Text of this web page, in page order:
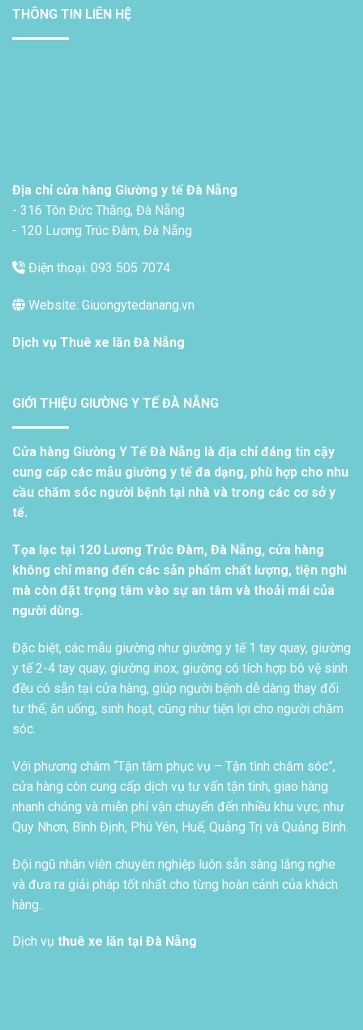
THÔNG TIN LIÊN HỆ
Địa chỉ cửa hàng Giường y tế Đà Nẵng
- 316 Tôn Đức Thắng, Đà Nẵng
- 120 Lương Trúc Đàm, Đà Nẵng
Điện thoại: 093 505 7074
Website: Giuongytedanang.vn
Dịch vụ Thuê xe lăn Đà Nẵng
GIỚI THIỆU GIƯỜNG Y TẾ ĐÀ NẴNG
Cửa hàng Giường Y Tế Đà Nẵng là địa chỉ đáng tin cậy
cung cấp các mẫu giường y tế đa dạng, phù hợp cho nhu
cầu chăm sóc người bệnh tại nhà và trong các cơ sở y
tế.
Tọa lạc tại 120 Lương Trúc Đàm, Đà Nẵng, cửa hàng
không chỉ mang đến các sản phẩm chất lượng, tiện nghi
mà còn đặt trọng tâm vào sự an tâm và thoải mái của
người dùng.
Đặc biệt, các mẫu giường như giường y tế 1 tay quay, giường
y tế 2-4 tay quay, giường inox, giường có tích hợp bô vệ sinh
đều có sẵn tại cửa hàng, giúp người bệnh dễ dàng thay đổi
tư thế, ăn uống, sinh hoạt, cũng như tiện lợi cho người chăm
sóc.
Với phương châm “Tận tâm phục vụ – Tận tình chăm sóc”,
cửa hàng còn cung cấp dịch vụ tư vấn tận tình, giao hàng
nhanh chóng và miễn phí vận chuyển đến nhiều khu vực, như
Quy Nhơn, Bình Định, Phú Yên, Huế, Quảng Trị và Quảng Bình.
Đội ngũ nhân viên chuyên nghiệp luôn sẵn sàng lắng nghe
và đưa ra giải pháp tốt nhất cho từng hoàn cảnh của khách
hàng..
Dịch vụ thuê xe lăn tại Đà Nẵng